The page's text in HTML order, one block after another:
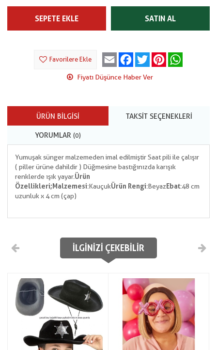
SEPETE EKLE SATIN AL
Favorilere Ekle Email Facebook
Twitter Pinterest
Fiyatı Düşünce Haber Ver
ÜRÜN BILGISI TAKSIT SEÇENEKLERI
YORUMLAR (0)
Yumuşak sünger malzemeden imal edilmiştir Saat pili ile çalışır
( piller ürüne dahildir ) Düğmesine bastığınızda karışık
renklerde ışık yayar.Ürün
Özellikleri; Malzemesi:KauçukÜrün Rengi:Beyaz Ebat:48 cm
uzunluk x 4 cm (çap)
İLGINIZI ÇEKEBILIR